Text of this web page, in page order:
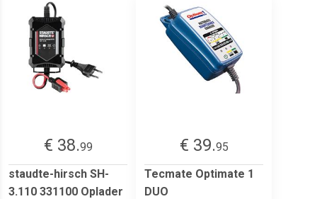
€ 38.99
staudte-hirsch SH-
3.110 331100 Oplader
€ 39.95
Tecmate Optimate 1
DUO